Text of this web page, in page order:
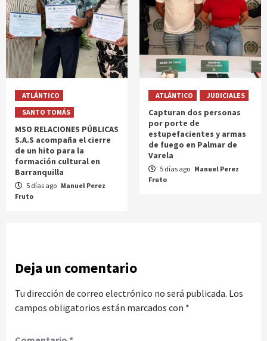
ATLÁNTICO
SANTO TOMÁS
MSO RELACIONES PÚBLICAS
S.A.S acompaña el cierre
de un hito para la
formación cultural en
Barranquilla
5 días ago Manuel Perez
Fruto
ATLÁNTICO JUDICIALES
Capturan dos personas
por porte de
estupefacientes y armas
de fuego en Palmar de
Varela
5 días ago Manuel Perez
Fruto
Deja un comentario
Tu dirección de correo electrónico no será publicada. Los
campos obligatorios están marcados con *